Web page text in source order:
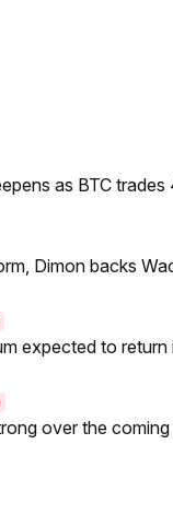
as BTC
Dimon backs
expected to return
over the